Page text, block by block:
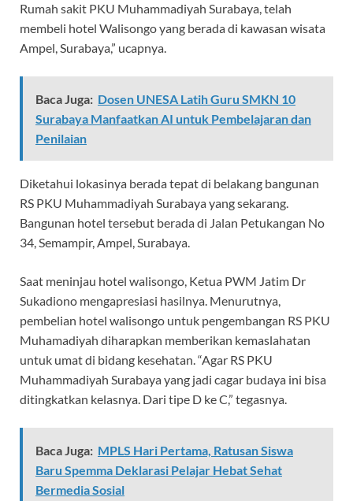
Rumah sakit PKU Muhammadiyah Surabaya, telah
membeli hotel Walisongo yang berada di kawasan wisata
Ampel, Surabaya,” ucapnya.
Baca Juga: Dosen UNESA Latih Guru SMKN 10
Surabaya Manfaatkan AI untuk Pembelajaran dan
Penilaian
Diketahui lokasinya berada tepat di belakang bangunan
RS PKU Muhammadiyah Surabaya yang sekarang.
Bangunan hotel tersebut berada di Jalan Petukangan No
34, Semampir, Ampel, Surabaya.
Saat meninjau hotel walisongo, Ketua PWM Jatim Dr
Sukadiono mengapresiasi hasilnya. Menurutnya,
pembelian hotel walisongo untuk pengembangan RS PKU
Muhamadiyah diharapkan memberikan kemaslahatan
untuk umat di bidang kesehatan. “Agar RS PKU
Muhammadiyah Surabaya yang jadi cagar budaya ini bisa
ditingkatkan kelasnya. Dari tipe D ke C,” tegasnya.
Baca Juga: MPLS Hari Pertama, Ratusan Siswa
Baru Spemma Deklarasi Pelajar Hebat Sehat
Bermedia Sosial